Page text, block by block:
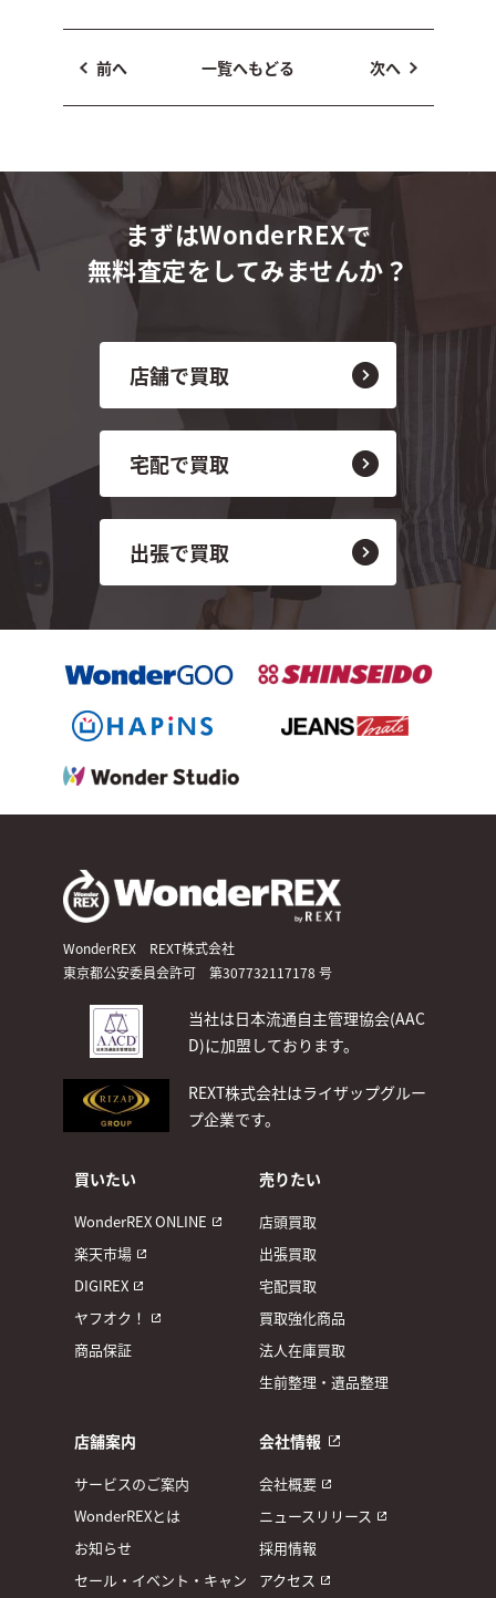
前へ 一覧へもどる 次へ
まずはWonderREXで
無料査定をしてみませんか？
店舗で買取
宅配で買取
出張で買取
WonderREX REXT株式会社
東京都公安委員会許可 第307732117178 号
当社は日本流通自主管理協会(AAC
D)に加盟しております。
REXT株式会社はライザップグルー
プ企業です。
買いたい
WonderREX ONLINE
楽天市場
DIGIREX
ヤフオク！
商品保証
売りたい
店頭買取
出張買取
宅配買取
買取強化商品
法人在庫買取
生前整理・遺品整理
店舗案内
サービスのご案内
WonderREXとは
お知らせ
セール・イベント・キャン
会社情報
会社概要
ニュースリリース
採用情報
アクセス